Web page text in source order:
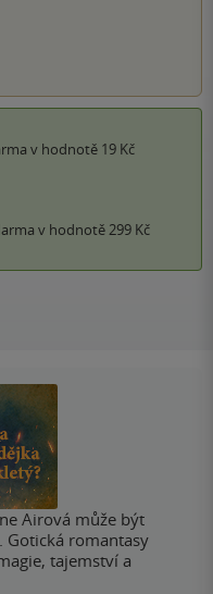
v hodnotě 19 Kč
v hodnotě 299 Kč
Airová může být
romantasy
tajemství a